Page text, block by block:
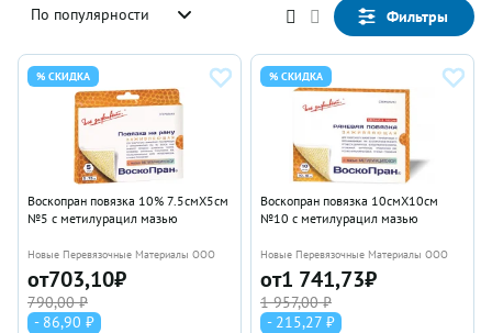
По популярности Фильтры
% СКИДКА
Воскопран повязка 10% 7.5смX5см
№5 с метилурацил мазью
Новые Перевязочные Материалы ООО
от703,10₽
790,00 ₽
- 86,90 ₽
% СКИДКА
Воскопран повязка 10смX10см
№10 с метилурацил мазью
Новые Перевязочные Материалы ООО
от1 741,73₽
1 957,00 ₽
- 215,27 ₽